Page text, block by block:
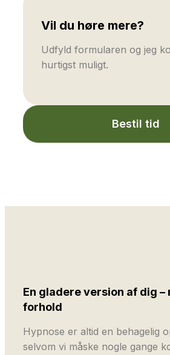
Vil du høre mere?
Udfyld formularen og jeg
hurtigst muligt.
Bestil tid
En gladere version af dig –
forhold
Hypnose er altid en behagelig
selvom vi måske nogle gange